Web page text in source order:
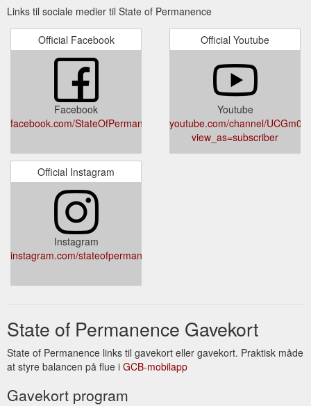
Links til sociale medier til State of Permanence
Official Facebook
Facebook
facebook.com/StateOfPermanence/
Official Youtube
Youtube
youtube.com/channel/
view_as=subscriber
Official Instagram
Instagram
instagram.com/stateofpermanence/
State of Permanence Gavekort
State of Permanence links til gavekort eller gavekort. Praktisk måde
at styre balancen på flue i GCB-mobilapp
Gavekort program